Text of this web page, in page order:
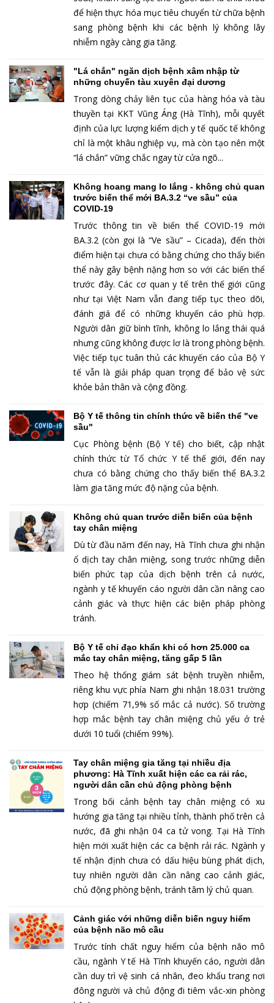
để hiện thực hóa mục tiêu chuyển từ chữa bệnh
sang phòng bệnh khi các bệnh lý không lây
nhiễm ngày càng gia tăng.
"Lá chắn" ngăn dịch bệnh xâm nhập từ
những chuyến tàu xuyên đại dương
Trong dòng chảy liên tục của hàng hóa và tàu
thuyền tại KKT Vũng Áng (Hà Tĩnh), mỗi quyết
định của lực lượng kiểm dịch y tế quốc tế không
chỉ là một khâu nghiệp vụ, mà còn tạo nên một
“lá chắn” vững chắc ngay từ cửa ngõ...
Không hoang mang lo lắng - không chủ quan
trước biến thể mới BA.3.2 “ve sầu” của
COVID-19
Trước thông tin về biến thể COVID-19 mới
BA.3.2 (còn gọi là “Ve sầu” – Cicada), đến thời
điểm hiện tại chưa có bằng chứng cho thấy biến
thể này gây bệnh nặng hơn so với các biến thể
trước đây. Các cơ quan y tế trên thế giới cũng
như tại Việt Nam vẫn đang tiếp tục theo dõi,
đánh giá để có những khuyến cáo phù hợp.
Người dân giữ bình tĩnh, không lo lắng thái quá
nhưng cũng không được lơ là trong phòng bệnh.
Việc tiếp tục tuân thủ các khuyến cáo của Bộ Y
tế vẫn là giải pháp quan trọng để bảo vệ sức
khỏe bản thân và cộng đồng.
Bộ Y tế thông tin chính thức về biến thể "ve
sầu"
Cục Phòng bệnh (Bộ Y tế) cho biết, cập nhật
chính thức từ Tổ chức Y tế thế giới, đến nay
chưa có bằng chứng cho thấy biến thể BA.3.2
làm gia tăng mức độ nặng của bệnh.
Không chủ quan trước diễn biến của bệnh
tay chân miệng
Dù từ đầu năm đến nay, Hà Tĩnh chưa ghi nhận
ổ dịch tay chân miệng, song trước những diễn
biến phức tạp của dịch bệnh trên cả nước,
ngành y tế khuyến cáo người dân cần nâng cao
cảnh giác và thực hiện các biện pháp phòng
tránh.
Bộ Y tế chỉ đạo khẩn khi có hơn 25.000 ca
mắc tay chân miệng, tăng gấp 5 lần
Theo hệ thống giám sát bệnh truyền nhiễm,
riêng khu vực phía Nam ghi nhận 18.031 trường
hợp (chiếm 71,9% số mắc cả nước). Số trường
hợp mắc bệnh tay chân miệng chủ yếu ở trẻ
dưới 10 tuổi (chiếm 99%).
Tay chân miệng gia tăng tại nhiều địa
phương: Hà Tĩnh xuất hiện các ca rải rác,
người dân cần chủ động phòng bệnh
Trong bối cảnh bệnh tay chân miệng có xu
hướng gia tăng tại nhiều tỉnh, thành phố trên cả
nước, đã ghi nhận 04 ca tử vong. Tại Hà Tĩnh
hiện mới xuất hiện các ca bệnh rải rác. Ngành y
tế nhận định chưa có dấu hiệu bùng phát dịch,
tuy nhiên người dân cần nâng cao cảnh giác,
chủ động phòng bệnh, tránh tâm lý chủ quan.
Cảnh giác với những diễn biến nguy hiểm
của bệnh não mô cầu
Trước tính chất nguy hiểm của bệnh não mô
cầu, ngành Y tế Hà Tĩnh khuyến cáo, người dân
cần duy trì vệ sinh cá nhân, đeo khẩu trang nơi
đông người và chủ động đi tiêm vắc-xin phòng